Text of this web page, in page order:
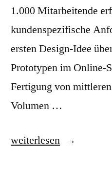
1.000 Mitarbeitende
kundenspezifische
ersten Design-Idee
Prototypen im Online-
Fertigung von
Volumen …
„Würth
weiterlesen